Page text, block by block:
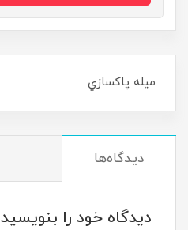
ميله پاکسازي
دیدگاه‌ها
دیدگاه خود را بنویسید